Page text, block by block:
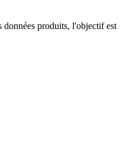
données produits, l'objectif est